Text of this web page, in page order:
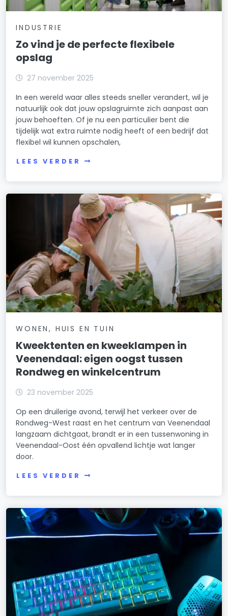
INDUSTRIE
Zo vind je de perfecte flexibele
opslag
27 november 2025
In een wereld waar alles steeds sneller verandert, wil je
natuurlijk ook dat jouw opslagruimte zich aanpast aan
jouw behoeften. Of je nu een particulier bent die
tijdelijk wat extra ruimte nodig heeft of een bedrijf dat
flexibel wil kunnen opschalen,
LEES VERDER
WONEN, HUIS EN TUIN
Kweektenten en kweeklampen in
Veenendaal: eigen oogst tussen
Rondweg en winkelcentrum
23 november 2025
Op een druilerige avond, terwijl het verkeer over de
Rondweg-West raast en het centrum van Veenendaal
langzaam dichtgaat, brandt er in een tussenwoning in
Veenendaal-Oost één opvallend lichtje wat langer
door.
LEES VERDER